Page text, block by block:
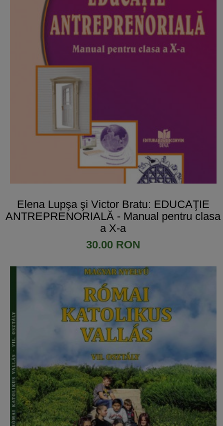
Elena Lupşa şi Victor Bratu: EDUCAŢIE
ANTREPRENORIALĂ - Manual pentru clasa
a X-a
30.00 RON